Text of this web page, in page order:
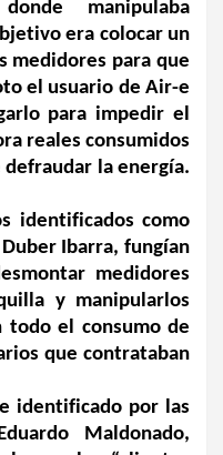
manipulaba
era colocar un
medidores para que
el usuario de Air-e
para impedir el
reales consumidos
identificados como
Ibarra, fungían
medidores
y manipularlos
todo el consumo de
que contrataban
identificado por las
Maldonado,